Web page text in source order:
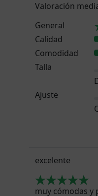
Valoración
General
Calidad
Comodidad
Talla
Ajuste
excelente
muy cómodas y